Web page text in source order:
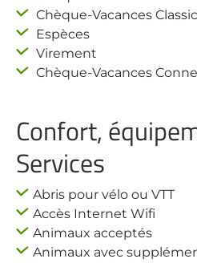
Chèque-Vacances Classic
Espèces
Virement
Chèque-Vacances
Confort,
Services
Abris pour vélo ou VTT
Accès Internet Wifi
Animaux acceptés
Animaux avec